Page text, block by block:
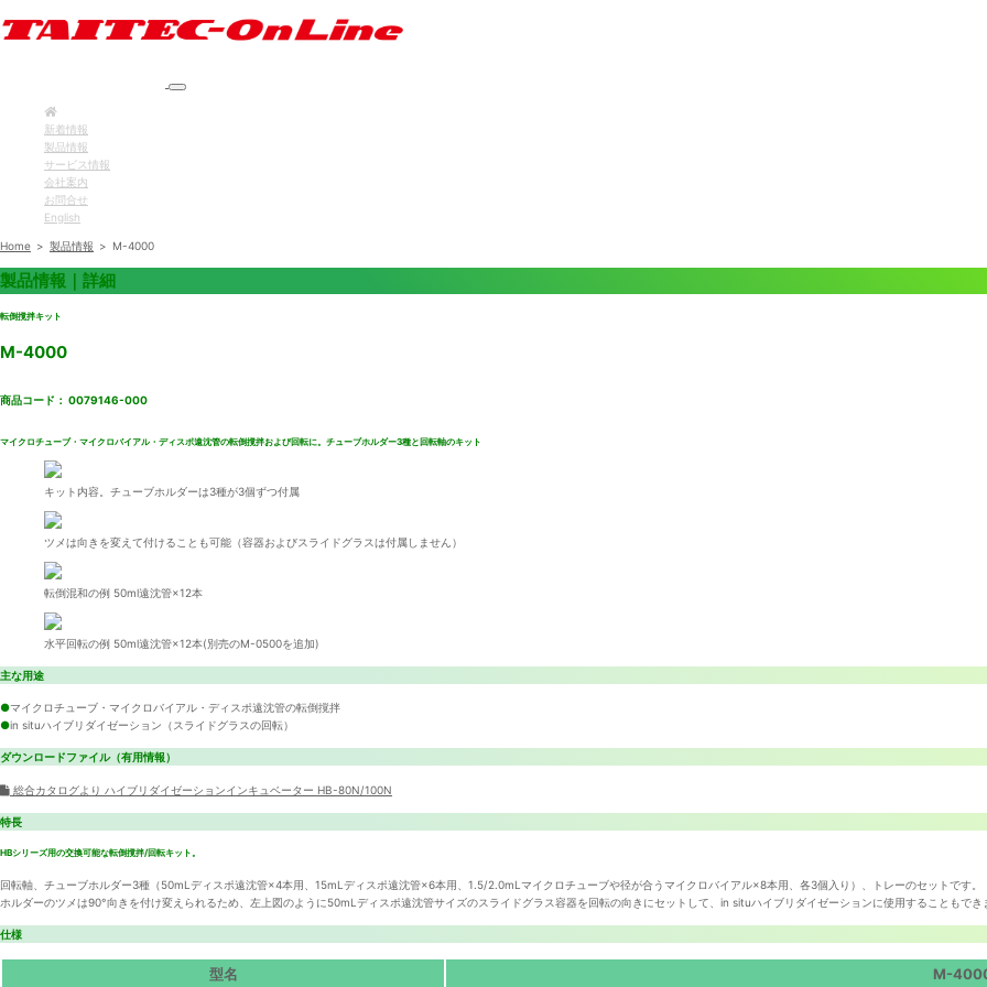
新着情報
製品情報
サービス情報
会社案内
お問合せ
English
Home > 製品情報 > M-4000
製品情報｜詳細
転倒撹拌キット
M-4000
商品コード： 0079146-000
マイクロチューブ・マイクロバイアル・ディスポ遠沈管の転倒撹拌および回転に。チューブホルダー3種と回転軸のキット
キット内容。チューブホルダーは3種が3個ずつ付属
ツメは向きを変えて付けることも可能（容器およびスライドグラスは付属しません）
転倒混和の例 50ml遠沈管×12本
水平回転の例 50ml遠沈管×12本(別売のM-0500を追加)
主な用途
●マイクロチューブ・マイクロバイアル・ディスポ遠沈管の転倒撹拌
●in situハイブリダイゼーション（スライドグラスの回転）
ダウンロードファイル（有用情報）
総合カタログより ハイブリダイゼーションインキュベーター HB-80N/100N
特長
HBシリーズ用の交換可能な転倒撹拌/回転キット。
回転軸、チューブホルダー3種（50mLディスポ遠沈管×4本用、15mLディスポ遠沈管×6本用、1.5/2.0mLマイクロチューブや径が合うマイクロバイアル×8本用、各3個入り）、トレーのセットです。
ホルダーのツメは90°向きを付け変えられるため、左上図のように50mLディスポ遠沈管サイズのスライドグラス容器を回転の向きにセットして、in situハイブリダイゼーションに使用することもでき
仕様
型名
M-